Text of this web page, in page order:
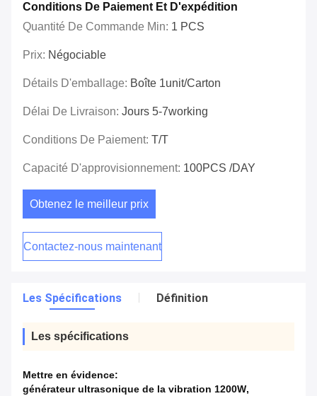
Conditions De Paiement Et D'expédition
Quantité De Commande Min: 1 PCS
Prix: Négociable
Détails D'emballage: Boîte 1unit/carton
Délai De Livraison: Jours 5-7working
Conditions De Paiement: T/T
Capacité D'approvisionnement: 100PCS /DAY
Obtenez le meilleur prix
Contactez-nous maintenant
Les Spécifications Définition
Les spécifications
Mettre en évidence:
générateur ultrasonique de la vibration 1200W,